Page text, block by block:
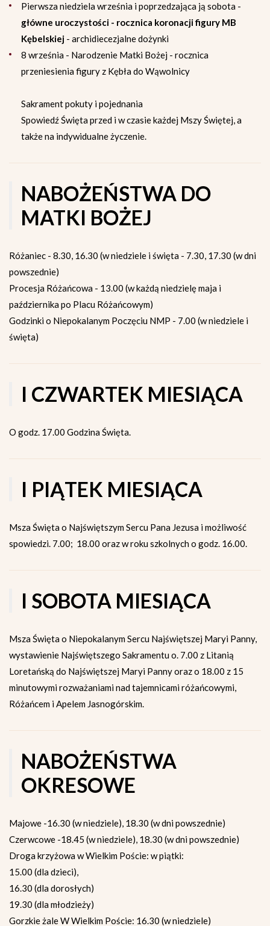
Pierwsza niedziela września i poprzedzająca ją sobota -
główne uroczystości - rocznica koronacji figury MB
Kębelskiej - archidiecezjalne dożynki
8 września - Narodzenie Matki Bożej - rocznica
przeniesienia figury z Kębła do Wąwolnicy
Sakrament pokuty i pojednania
Spowiedź Święta przed i w czasie każdej Mszy Świętej, a
także na indywidualne życzenie.
NABOŻEŃSTWA DO
MATKI BOŻEJ
Różaniec - 8.30, 16.30 (w niedziele i święta - 7.30, 17.30 (w dni
powszednie)
Procesja Różańcowa - 13.00 (w każdą niedzielę maja i
października po Placu Różańcowym)
Godzinki o Niepokalanym Poczęciu NMP - 7.00 (w niedziele i
święta)
I CZWARTEK MIESIĄCA
O godz. 17.00 Godzina Święta.
I PIĄTEK MIESIĄCA
Msza Święta o Najświętszym Sercu Pana Jezusa i możliwość
spowiedzi. 7.00; 18.00 oraz w roku szkolnych o godz. 16.00.
I SOBOTA MIESIĄCA
Msza Święta o Niepokalanym Sercu Najświętszej Maryi Panny,
wystawienie Najświętszego Sakramentu o. 7.00 z Litanią
Loretańską do Najświętszej Maryi Panny oraz o 18.00 z 15
minutowymi rozważaniami nad tajemnicami różańcowymi,
Różańcem i Apelem Jasnogórskim.
NABOŻEŃSTWA
OKRESOWE
Majowe -16.30 (w niedziele), 18.30 (w dni powszednie)
Czerwcowe -18.45 (w niedziele), 18.30 (w dni powszednie)
Droga krzyżowa w Wielkim Poście: w piątki:
15.00 (dla dzieci),
16.30 (dla dorosłych)
19.30 (dla młodzieży)
Gorzkie żale W Wielkim Poście: 16.30 (w niedziele)